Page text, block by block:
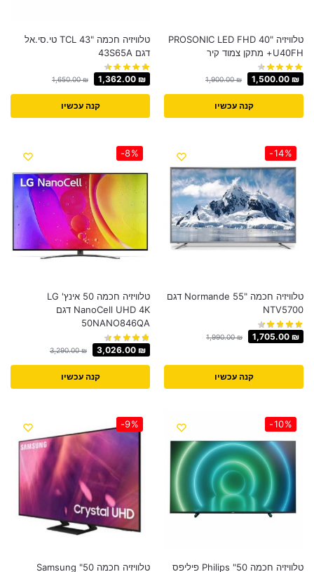
טלוויזיה "40 PROSONIC LED FHD
U40FH+ מתקן צמוד קיר
1,900.00₪ 1,500.00 ₪
קנה עכשיו
טלוויזיה חכמה "43 TCL טי.סי.אל
דגם 43S65A
1,650.00₪ 1,362.00 ₪
קנה עכשיו
-14%
טלוויזיה חכמה "55 Normande דגם
NTV5700
1,990.00₪ 1,705.00 ₪
קנה עכשיו
-8%
טלוויזיה חכמה 50 אינץ' LG
NanoCell UHD 4K דגם
50NANO846QA
3,290.00₪ 3,026.00 ₪
קנה עכשיו
-10%
טלוויזיה חכמה 50" Philips פיליפס
-9%
טלוויזיה חכמה 50" Samsung